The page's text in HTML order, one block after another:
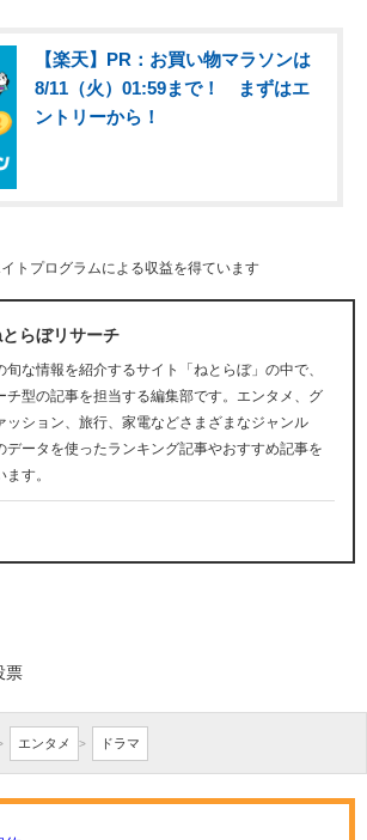
【楽天】PR：お買い物マラソンは
8/11（火）01:59まで！ まずはエ
ントリーから！
トプログラムによる収益を得ています
らぼリサーチ
旬な情報を紹介するサイト「ねとらぼ」の中で、
チ型の記事を担当する編集部です。エンタメ、グ
ッション、旅行、家電などさまざまなジャンル
データを使ったランキング記事やおすすめ記事を
す。
票
エンタメ > ドラマ